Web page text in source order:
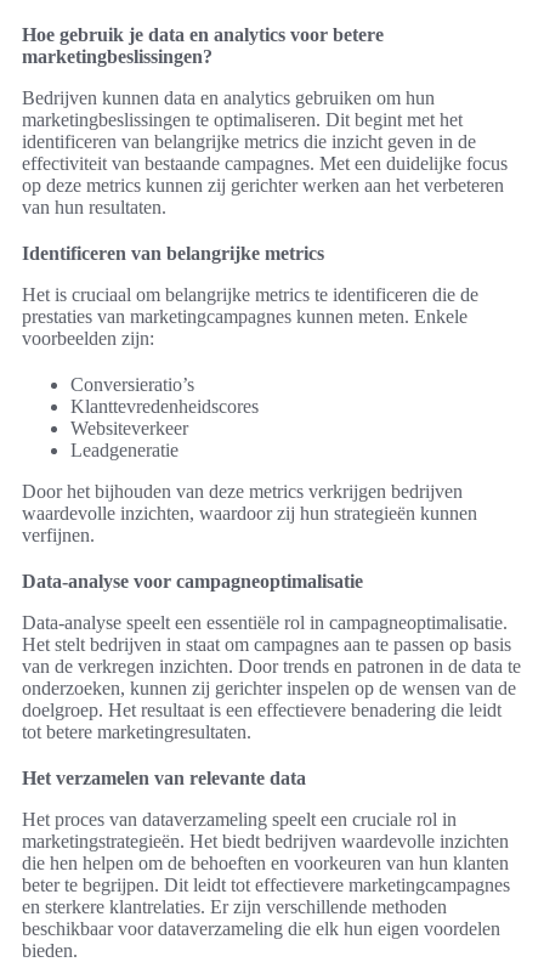
Hoe gebruik je data en analytics voor betere
marketingbeslissingen?
Bedrijven kunnen data en analytics gebruiken om hun
marketingbeslissingen te optimaliseren. Dit begint met het
identificeren van belangrijke metrics die inzicht geven in de
effectiviteit van bestaande campagnes. Met een duidelijke focus
op deze metrics kunnen zij gerichter werken aan het verbeteren
van hun resultaten.
Identificeren van belangrijke metrics
Het is cruciaal om belangrijke metrics te identificeren die de
prestaties van marketingcampagnes kunnen meten. Enkele
voorbeelden zijn:
Conversieratio’s
Klanttevredenheidscores
Websiteverkeer
Leadgeneratie
Door het bijhouden van deze metrics verkrijgen bedrijven
waardevolle inzichten, waardoor zij hun strategieën kunnen
verfijnen.
Data-analyse voor campagneoptimalisatie
Data-analyse speelt een essentiële rol in campagneoptimalisatie.
Het stelt bedrijven in staat om campagnes aan te passen op basis
van de verkregen inzichten. Door trends en patronen in de data te
onderzoeken, kunnen zij gerichter inspelen op de wensen van de
doelgroep. Het resultaat is een effectievere benadering die leidt
tot betere marketingresultaten.
Het verzamelen van relevante data
Het proces van dataverzameling speelt een cruciale rol in
marketingstrategieën. Het biedt bedrijven waardevolle inzichten
die hen helpen om de behoeften en voorkeuren van hun klanten
beter te begrijpen. Dit leidt tot effectievere marketingcampagnes
en sterkere klantrelaties. Er zijn verschillende methoden
beschikbaar voor dataverzameling die elk hun eigen voordelen
bieden.